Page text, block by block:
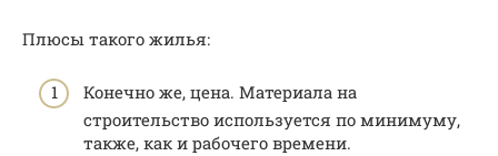
Плюсы такого жилья:
Конечно же, цена. Материала на
строительство используется по минимуму,
также, как и рабочего времени.